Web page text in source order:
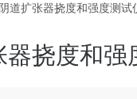
道扩张器挠度和强度测试
挠度和强